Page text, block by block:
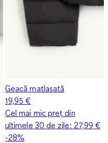
Geacă matlasată
19,95 €
Cel mai mic preț din
ultimele 30 de zile: 27,99 €
-28%